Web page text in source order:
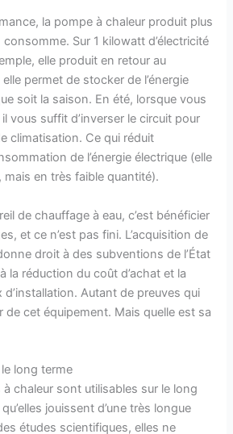
la pompe à chaleur produit plus
consomme. Sur 1 kilowatt d’électricité
elle produit en retour au
permet de stocker de l’énergie
soit la saison. En été, lorsque vous
vous suffit d’inverser le circuit pour
climatisation. Ce qui réduit
de l’énergie électrique (elle
mais en très faible quantité).
de chauffage à eau, c’est bénéficier
et ce n’est pas fini. L’acquisition de
droit à des subventions de l’État
la réduction du coût d’achat et la
Autant de preuves qui
de cet équipement. Mais quelle est sa
long terme
chaleur sont utilisables sur le long
jouissent d’une très longue
études scientifiques, elles ne